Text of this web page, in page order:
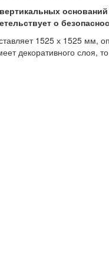
о
1525 х 1525 мм,
декоративного слоя,